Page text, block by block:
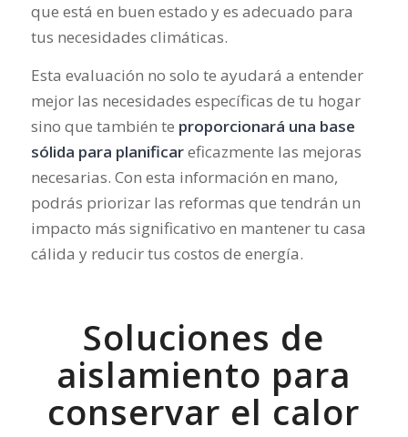
que está en buen estado y es adecuado para
tus necesidades climáticas.
Esta evaluación no solo te ayudará a entender
mejor las necesidades específicas de tu hogar
sino que también te proporcionará una base
sólida para planificareficazmente las mejoras
necesarias. Con esta información en mano,
podrás priorizar las reformas que tendrán un
impacto más significativo en mantener tu casa
cálida y reducir tus costos de energía.
Soluciones de
aislamiento para
conservar el calor